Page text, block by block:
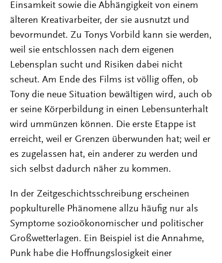
Einsamkeit sowie die Abhängigkeit von einem
älteren Kreativarbeiter, der sie ausnutzt und
bevormundet. Zu Tonys Vorbild kann sie werden,
weil sie entschlossen nach dem eigenen
Lebensplan sucht und Risiken dabei nicht
scheut. Am Ende des Films ist völlig offen, ob
Tony die neue Situation bewältigen wird, auch ob
er seine Körperbildung in einen Lebensunterhalt
wird ummünzen können. Die erste Etappe ist
erreicht, weil er Grenzen überwunden hat; weil er
es zugelassen hat, ein anderer zu werden und
sich selbst dadurch näher zu kommen.
In der Zeitgeschichtsschreibung erscheinen
popkulturelle Phänomene allzu häufig nur als
Symptome sozioökonomischer und politischer
Großwetterlagen. Ein Beispiel ist die Annahme,
Punk habe die Hoffnungslosigkeit einer